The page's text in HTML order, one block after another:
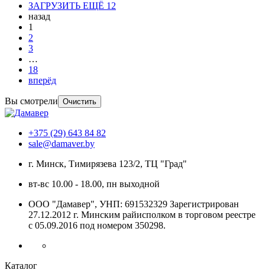
ЗАГРУЗИТЬ ЕЩЁ 12
назад
1
2
3
…
18
вперёд
Вы смотрели Очистить
+375 (29) 643 84 82
sale@damaver.by
г. Минск, Тимирязева 123/2, ТЦ "Град"
вт-вс 10.00 - 18.00, пн выходной
ООО "Дамавер", УНП: 691532329 Зарегистрирован
27.12.2012 г. Минским райисполком в торговом реестре
с 05.09.2016 под номером 350298.
Каталог